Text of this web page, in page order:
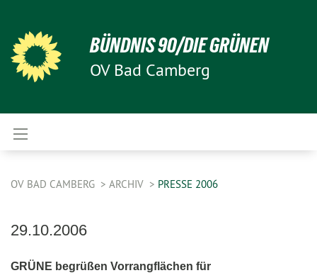
BÜNDNIS 90/DIE GRÜNEN
OV Bad Camberg
OV BAD CAMBERG ARCHIV PRESSE 2006
29.10.2006
GRÜNE begrüßen Vorrangflächen für